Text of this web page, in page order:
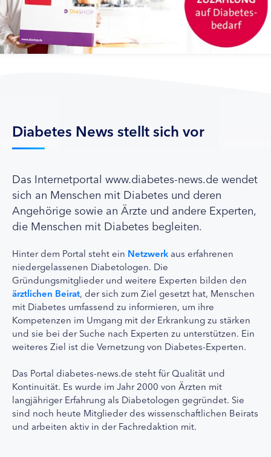
Diabetes News stellt sich vor
Das Internetportal www.diabetes-news.de wendet
sich an Menschen mit Diabetes und deren
Angehörige sowie an Ärzte und andere Experten,
die Menschen mit Diabetes begleiten.
Hinter dem Portal steht ein Netzwerk aus erfahrenen
niedergelassenen Diabetologen. Die
Gründungsmitglieder und weitere Experten bilden den
ärztlichen Beirat, der sich zum Ziel gesetzt hat, Menschen
mit Diabetes umfassend zu informieren, um ihre
Kompetenzen im Umgang mit der Erkrankung zu stärken
und sie bei der Suche nach Experten zu unterstützen. Ein
weiteres Ziel ist die Vernetzung von Diabetes-Experten.
Das Portal diabetes-news.de steht für Qualität und
Kontinuität. Es wurde im Jahr 2000 von Ärzten mit
langjähriger Erfahrung als Diabetologen gegründet. Sie
sind noch heute Mitglieder des wissenschaftlichen Beirats
und arbeiten aktiv in der Fachredaktion mit.